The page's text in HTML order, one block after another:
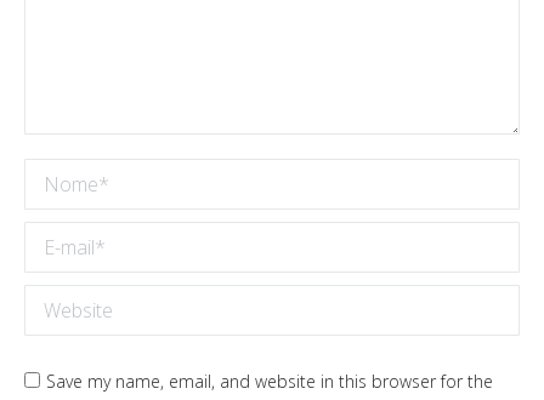
Nome *
E-mail *
Website
Save my name, email, and website in this browser for the